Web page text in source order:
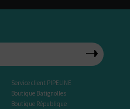
Service client PIPELINE
Boutique Batignolles
Boutique République